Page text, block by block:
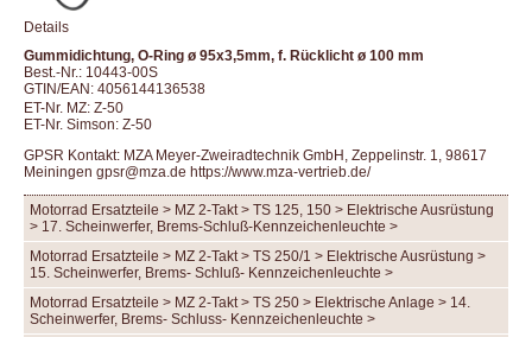
Details
Gummidichtung, O-Ring ø 95x3,5mm, f. Rücklicht ø 100 mm
Best.-Nr.: 10443-00S
GTIN/EAN: 4056144136538
ET-Nr. MZ: Z-50
ET-Nr. Simson: Z-50
GPSR Kontakt: MZA Meyer-Zweiradtechnik GmbH, Zeppelinstr. 1, 98617
Meiningen gpsr@mza.de https://www.mza-vertrieb.de/
Motorrad Ersatzteile > MZ 2-Takt > TS 125, 150 > Elektrische Ausrüstung
> 17. Scheinwerfer, Brems-Schluß-Kennzeichenleuchte >
Motorrad Ersatzteile > MZ 2-Takt > TS 250/1 > Elektrische Ausrüstung >
15. Scheinwerfer, Brems- Schluß- Kennzeichenleuchte >
Motorrad Ersatzteile > MZ 2-Takt > TS 250 > Elektrische Anlage > 14.
Scheinwerfer, Brems- Schluss- Kennzeichenleuchte >